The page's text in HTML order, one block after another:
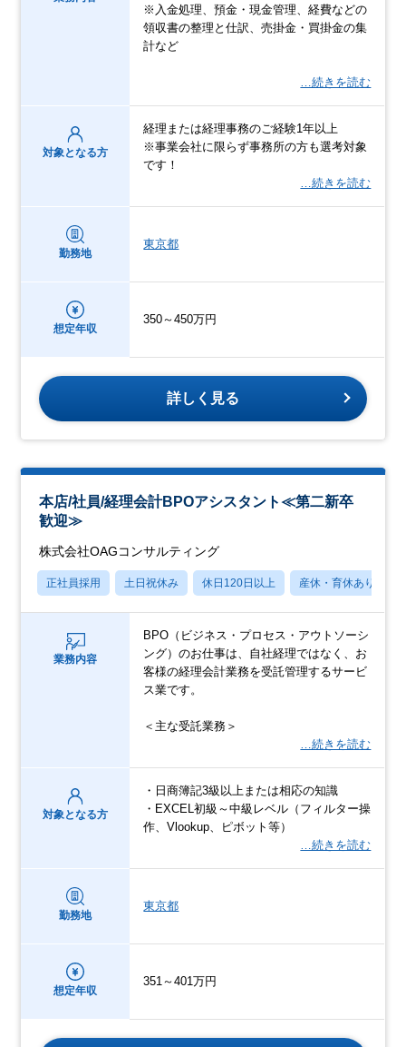
※入金処理、預金・現金管理、経費などの
領収書の整理と仕訳、売掛金・買掛金の集
計など
…続きを読む
対象となる方
経理または経理事務のご経験1年以上
※事業会社に限らず事務所の方も選考対象
です！
…続きを読む
勤務地
東京都
想定年収
350～450万円
詳しく見る
本店/社員/経理会計BPOアシスタント≪第二新卒
歓迎≫
株式会社OAGコンサルティング
正社員採用 土日祝休み 休日120日以上 産休・育休あり
業務内容
BPO（ビジネス・プロセス・アウトソーシ
ング）のお仕事は、自社経理ではなく、お
客様の経理会計業務を受託管理するサービ
ス業です。
＜主な受託業務＞
…続きを読む
対象となる方
・日商簿記3級以上または相応の知識
・EXCEL初級～中級レベル（フィルター操
作、Vlookup、ピボット等）
…続きを読む
勤務地
東京都
想定年収
351～401万円